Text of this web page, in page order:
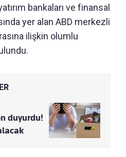
bankaları ve finansal
yer alan ABD merkezli
ilişkin olumlu
duyurdu!